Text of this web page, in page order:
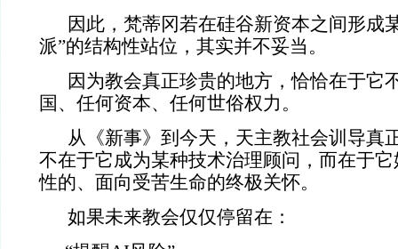
因此，梵蒂冈若在硅谷新资本之间形成
派”的结构性站位，其实并不妥当。
因为教会真正珍贵的地方，恰恰在于它
国、任何资本、任何世俗权力。
从《新事》到今天，天主教社会训导真
不在于它成为某种技术治理顾问，而在于
性的、面向受苦生命的终极关怀。
如果未来教会仅仅停留在：